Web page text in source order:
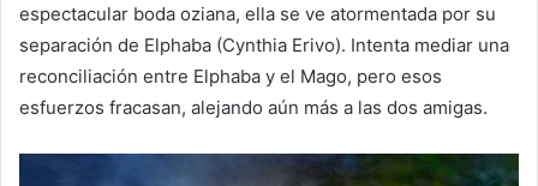
espectacular boda oziana, ella se ve atormentada por su
separación de Elphaba (Cynthia Erivo). Intenta mediar una
reconciliación entre Elphaba y el Mago, pero esos
esfuerzos fracasan, alejando aún más a las dos amigas.